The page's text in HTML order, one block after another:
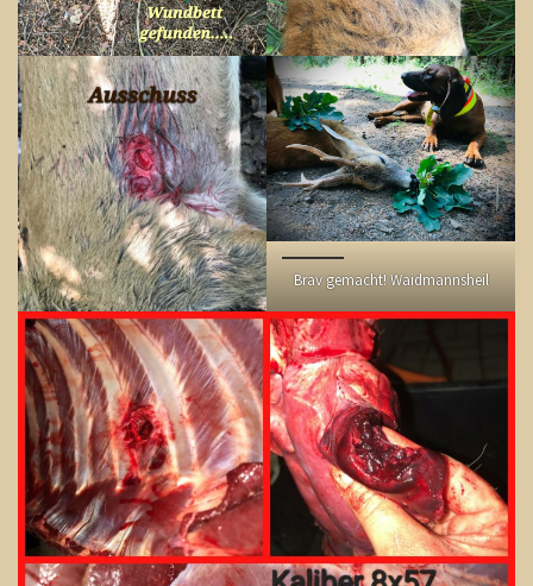
Brav gemacht! Waidmannsheil